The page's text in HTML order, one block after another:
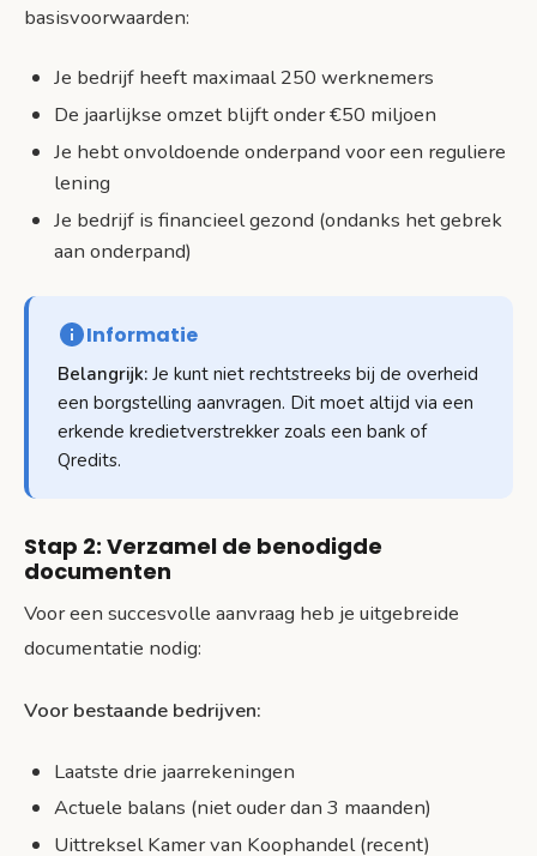
basisvoorwaarden:
Je bedrijf heeft maximaal 250 werknemers
De jaarlijkse omzet blijft onder €50 miljoen
Je hebt onvoldoende onderpand voor een reguliere
lening
Je bedrijf is financieel gezond (ondanks het gebrek
aan onderpand)
Informatie
Belangrijk: Je kunt niet rechtstreeks bij de overheid
een borgstelling aanvragen. Dit moet altijd via een
erkende kredietverstrekker zoals een bank of
Qredits.
Stap 2: Verzamel de benodigde
documenten
Voor een succesvolle aanvraag heb je uitgebreide
documentatie nodig:
Voor bestaande bedrijven:
Laatste drie jaarrekeningen
Actuele balans (niet ouder dan 3 maanden)
Uittreksel Kamer van Koophandel (recent)